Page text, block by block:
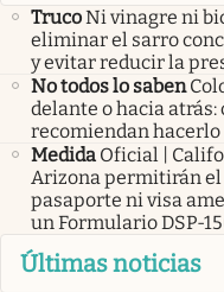
TrucoNi vinagre ni
eliminar el sarro
y evitar reducir la
No todos lo saben
delante o hacia
recomiendan hacerlo
Medida Oficial |
Arizona permitirán
pasaporte ni visa
un Formulario DSP-
Últimas noticias